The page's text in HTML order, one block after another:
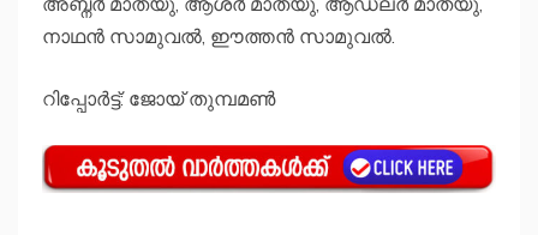
നാഥൻ സാമുവൽ, ഈത്തൻ സാമുവൽ.
റിപ്പോർട്ട്: ജോയ് തുമ്പമൺ